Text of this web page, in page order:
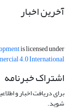
آخرین اخبار
is licensed under
4.0 International
اشتراک خبرنامه
برای دریافت اخبار و
شوید.